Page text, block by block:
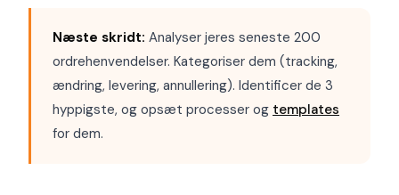
Næste skridt: Analyser jeres seneste 200
ordrehenvendelser. Kategoriser dem (tracking,
ændring, levering, annullering). Identificer de 3
hyppigste, og opsæt processer og templates
for dem.